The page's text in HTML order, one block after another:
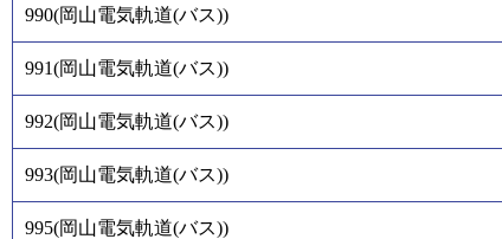
990(岡山電気軌道(バス))
991(岡山電気軌道(バス))
992(岡山電気軌道(バス))
993(岡山電気軌道(バス))
995(岡山電気軌道(バス))